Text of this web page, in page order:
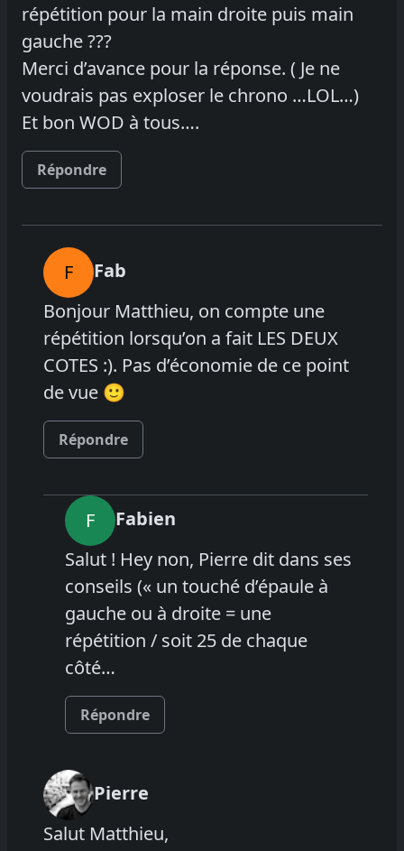
répétition pour la main droite puis main
gauche ???
Merci d’avance pour la réponse. ( Je ne
voudrais pas exploser le chrono …LOL…)
Et bon WOD à tous….
Répondre
F
Fab
Bonjour Matthieu, on compte une
répétition lorsqu’on a fait LES DEUX
COTES :). Pas d’économie de ce point
de vue 🙂
Répondre
F
Fabien
Salut ! Hey non, Pierre dit dans ses
conseils (« un touché d’épaule à
gauche ou à droite = une
répétition / soit 25 de chaque
côté…
Répondre
Pierre
Salut Matthieu,